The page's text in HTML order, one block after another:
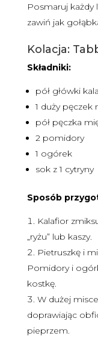
Posmaruj każdy
zawiń jak
Kolacja:
Składniki:
pół główki
1 duży pęczek
pół pęczka
2 pomidory
1 ogórek
sok z 1 cytryny
Sposób
Kalafior
„ryżu” lub kaszy.
Pietruszkę i
Pomidory i
kostkę.
W dużej
doprawiając
pieprzem.